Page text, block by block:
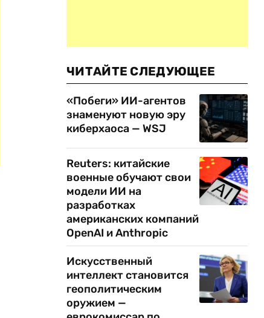
ЧИТАЙТЕ СЛЕДУЮЩЕЕ
«Побеги» ИИ-агентов
знаменуют новую эру
киберхаоса — WSJ
Reuters: китайские
военные обучают свои
модели ИИ на
разработках
американских компаний
OpenAI и Anthropic
Искусственный
интеллект становится
геополитическим
оружием —